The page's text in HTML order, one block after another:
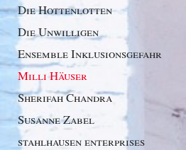
Die Hottenlotten
Die Unwilligen
Ensemble Inklusionsgefahr
Milli Häuser
Sherifah Chandra
Susanne Zabel
stahlhausen enterprises